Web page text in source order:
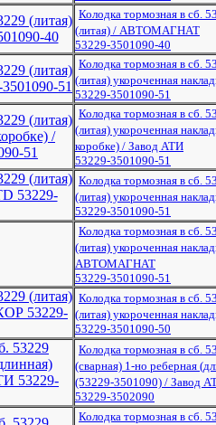
Колодка тормозная в сб.
(литая) / АВТОМАГНАТ
53229-3501090-40
Колодка тормозная в сб.
(литая) укороченная
53229-3501090-51
Колодка тормозная в сб.
(литая) укороченная
коробке) / Завод АТИ
53229-3501090-51
Колодка тормозная в сб.
(литая) укороченная
53229-3501090-51
Колодка тормозная в сб.
(литая) укороченная
АВТОМАГНАТ
53229-3501090-51
Колодка тормозная в сб.
(литая) укороченная
53229-3501090-50
Колодка тормозная в сб.
(сварная) 1-но реберная
(53229-3501090) / Завод
53229-3502090
Колодка тормозная в сб.